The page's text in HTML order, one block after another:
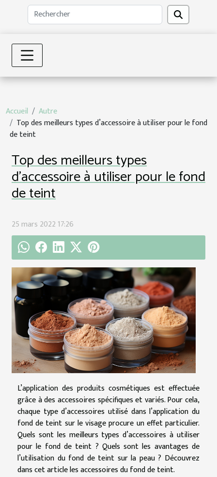
Accueil
Autre
Top des meilleurs types d’accessoire à utiliser pour le fond
de teint
Top des meilleurs types
d’accessoire à utiliser pour le fond
de teint
25 mars 2022 17:26
L’application des produits cosmétiques est effectuée
grâce à des accessoires spécifiques et variés. Pour cela,
chaque type d’accessoires utilisé dans l’application du
fond de teint sur le visage procure un effet particulier.
Quels sont les meilleurs types d’accessoires à utiliser
pour le fond de teint ? Quels sont les avantages de
l’utilisation du fond de teint sur la peau ? Découvrez
dans cet article les accessoires du fond de teint.